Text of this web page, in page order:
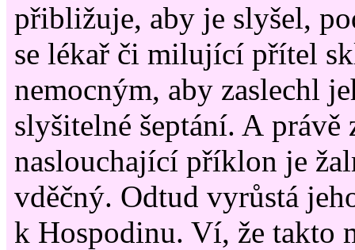
přibližuje, aby je slyšel,
se lékař či milující přítel
nemocným, aby zaslechl
slyšitelné šeptání. A právě
naslouchající příklon je
vděčný. Odtud vyrůstá
k Hospodinu. Ví, že takto